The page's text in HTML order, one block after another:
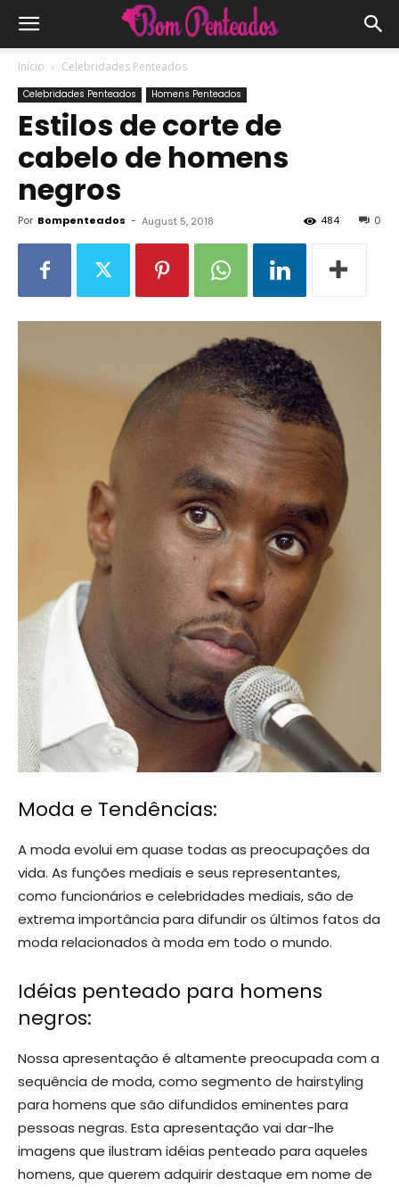
Início Celebridades Penteados
Celebridades Penteados Homens Penteados
Estilos de corte de
cabelo de homens
negros
Por Bompenteados - August 5, 2018 0
484
Moda e Tendências:
A moda evolui em quase todas as preocupações da
vida. As funções mediais e seus representantes,
como funcionários e celebridades mediais, são de
extrema importância para difundir os últimos fatos da
moda relacionados à moda em todo o mundo.
Idéias penteado para homens
negros:
Nossa apresentação é altamente preocupada com a
sequência de moda, como segmento de hairstyling
para homens que são difundidos eminentes para
pessoas negras. Esta apresentação vai dar-lhe
imagens que ilustram idéias penteado para aqueles
homens, que querem adquirir destaque em nome de